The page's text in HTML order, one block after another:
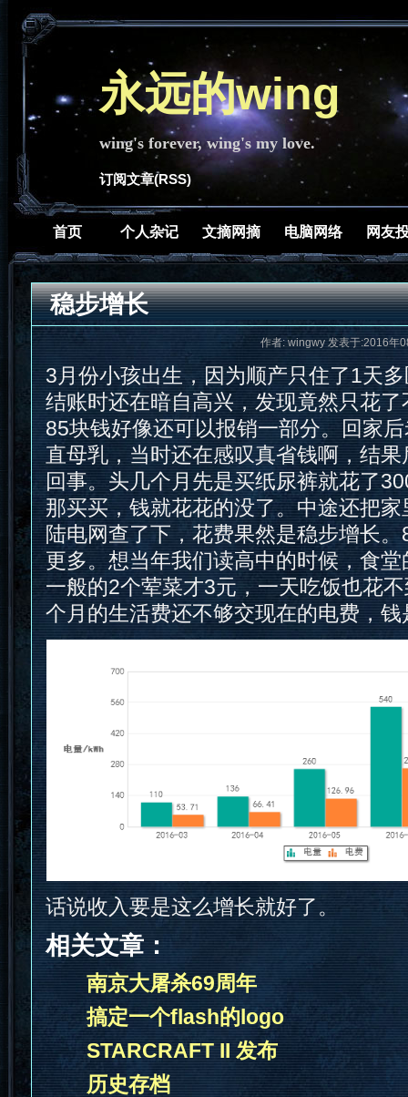
永远的wing
wing's forever, wing's my love.
订阅文章(RSS)
首页 个人杂记 文摘网摘 电脑网络 网友
稳步增长
作者: wingwy 发表于:2016年
3月份小孩出生，因为顺产只住了1天
结账时还在暗自高兴，发现竟然只花
85块钱好像还可以报销一部分。回家
直母乳，当时还在感叹真省钱啊，结
回事。头几个月先是买纸尿裤就花了
那买买，钱就花花的没了。中途还把
陆电网查了下，花费果然是稳步增长
更多。想当年我们读高中的时候，食
一般的2个荤菜才3元，一天吃饭也花
个月的生活费还不够交现在的电费，
话说收入要是这么增长就好了。
相关文章：
南京大屠杀69周年
搞定一个flash的logo
STARCRAFT II 发布
历史存档